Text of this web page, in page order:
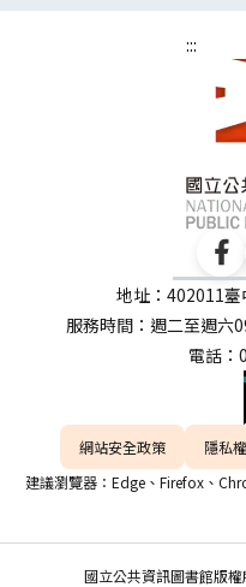
:::
地址：402011
服務時間：週二至週六
電話：
網站安全政策 隱私
建議瀏覽器：Edge、Firefox、
國立公共資訊圖書館版